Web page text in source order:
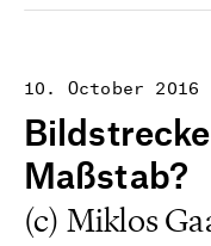
10. October 2016
Maßstab?
(c) Miklos